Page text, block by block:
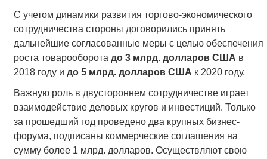
С учетом динамики развития торгово-экономического
сотрудничества стороны договорились принять
дальнейшие согласованные меры с целью обеспечения
роста товарооборота до 3 млрд. долларов США в
2018 году и до 5 млрд. долларов США к 2020 году.
Важную роль в двустороннем сотрудничестве играет
взаимодействие деловых кругов и инвестиций. Только
за прошедший год проведено два крупных бизнес-
форума, подписаны коммерческие соглашения на
сумму более 1 млрд. долларов. Осуществляют свою